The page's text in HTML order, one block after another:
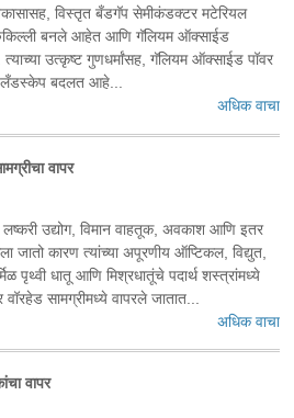
विस्तृत बँडगॅप सेमीकंडक्टर मटेरियल
बनले आहेत आणि गॅलियम ऑक्साईड
उत्कृष्ट गुणधर्मांसह, गॅलियम ऑक्साईड पॉवर
लँडस्केप बदलत आहे...
अधिक वाचा
वापर
लष्करी उद्योग, विमान वाहतूक, अवकाश आणि इतर
जातो कारण त्यांच्या अपूरणीय ऑप्टिकल, विद्युत,
पृथ्वी धातू आणि मिश्रधातूंचे पदार्थ शस्त्रांमध्ये
सामग्रीमध्ये वापरले जातात...
अधिक वाचा
वापर